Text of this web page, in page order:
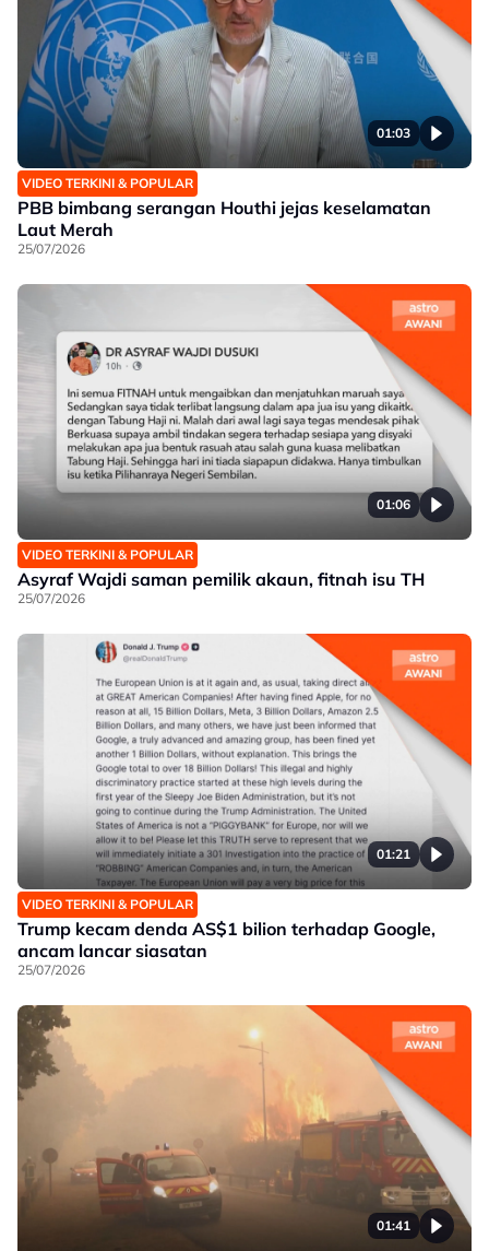
01:03
VIDEO TERKINI & POPULAR
PBB bimbang serangan Houthi jejas keselamatan
Laut Merah
25/07/2026
01:06
VIDEO TERKINI & POPULAR
Asyraf Wajdi saman pemilik akaun, fitnah isu TH
25/07/2026
01:21
VIDEO TERKINI & POPULAR
Trump kecam denda AS$1 bilion terhadap Google,
ancam lancar siasatan
25/07/2026
01:41